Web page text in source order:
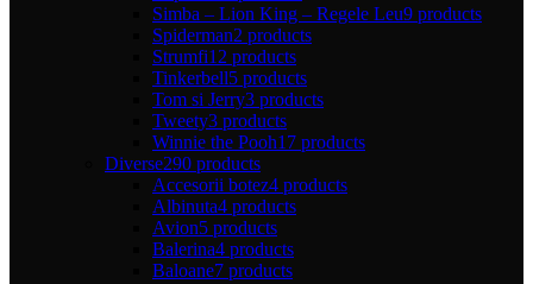
Simba – Lion King – Regele Leu9 products
Spiderman2 products
Strumfi12 products
Tinkerbell5 products
Tom si Jerry3 products
Tweety3 products
Winnie the Pooh17 products
Diverse290 products
Accesorii botez4 products
Albinuta4 products
Avion5 products
Balerina4 products
Baloane7 products